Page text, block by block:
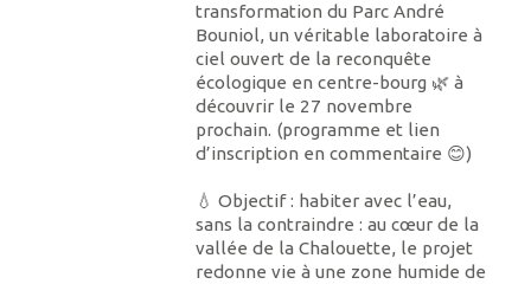
transformation du Parc André
Bouniol, un véritable laboratoire à
ciel ouvert de la reconquête
écologique en centre-bourg 🌿 à
découvrir le 27 novembre
prochain. (programme et lien
d’inscription en commentaire 😊)
💧 Objectif : habiter avec l’eau,
sans la contraindre : au cœur de la
vallée de la Chalouette, le projet
redonne vie à une zone humide de